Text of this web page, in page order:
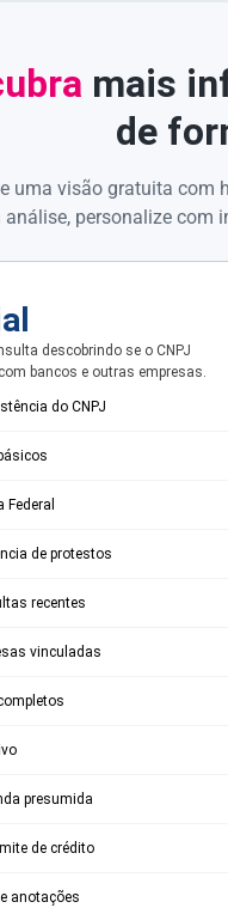
mais
de
uma visão gratuita
personalize com
descobrindo se o CNPJ
bancos e outras empresas.
do CNPJ
Federal
de protestos
recentes
vinculadas
presumida
de crédito
anotações